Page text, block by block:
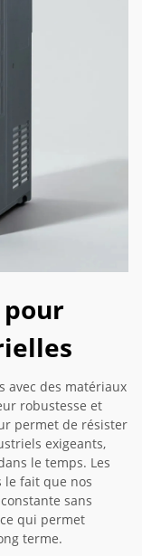
avec des matériaux
robustesse et
permet de résister
exigeants,
le temps. Les
le fait que nos
sans
qui permet
terme.